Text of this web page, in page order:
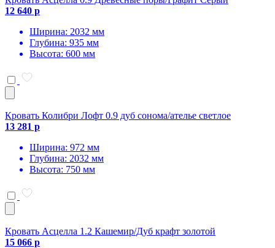
12 640 р
Ширина: 2032 мм
Глубина: 935 мм
Высота: 600 мм
Кровать Колибри Лофт 0.9 дуб сонома/ателье светлое
13 281 р
Ширина: 972 мм
Глубина: 2032 мм
Высота: 750 мм
Кровать Асцелла 1.2 Кашемир/Дуб крафт золотой
15 066 р